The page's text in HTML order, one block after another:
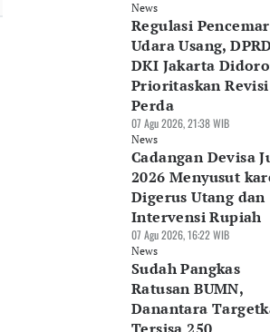
News
Regulasi
Udara Usang,
DKI Jakarta
Prioritaskan Revisi
Perda
07 Agu 2026, 21:38 WIB
News
Cadangan Devisa
2026 Menyusut
Digerus Utang dan
Intervensi Rupiah
07 Agu 2026, 16:22 WIB
News
Sudah Pangkas
Ratusan BUMN,
Danantara